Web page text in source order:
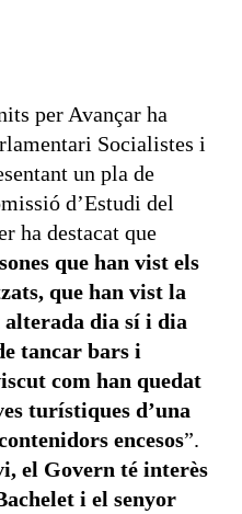
per Avançar ha
Socialistes i
un pla de
d’Estudi del
ha destacat que
que han vist els
que han vist la
dia sí i dia
tancar bars i
com han quedat
turístiques d’una
encesos”.
el Govern té interès
i el senyor